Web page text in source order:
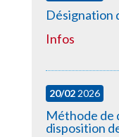
Désignation
Infos
20/022026
Méthode de
disposition